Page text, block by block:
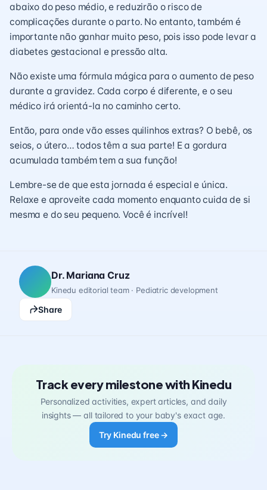
abaixo do peso médio, e reduzirão o risco de
complicações durante o parto. No entanto, também é
importante não ganhar muito peso, pois isso pode levar a
diabetes gestacional e pressão alta.
Não existe uma fórmula mágica para o aumento de peso
durante a gravidez. Cada corpo é diferente, e o seu
médico irá orientá-la no caminho certo.
Então, para onde vão esses quilinhos extras? O bebê, os
seios, o útero… todos têm a sua parte! E a gordura
acumulada também tem a sua função!
Lembre-se de que esta jornada é especial e única.
Relaxe e aproveite cada momento enquanto cuida de si
mesma e do seu pequeno. Você é incrível!
Dr. Mariana Cruz
Kinedu editorial team · Pediatric development
Share
Track every milestone with Kinedu
Personalized activities, expert articles, and daily
insights — all tailored to your baby's exact age.
Try Kinedu free →